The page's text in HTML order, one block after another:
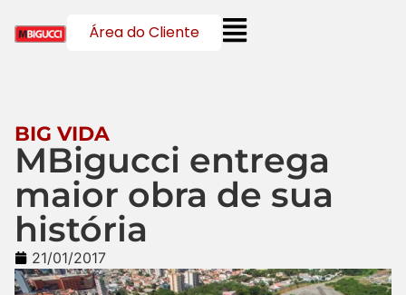
Área do Cliente
BIG VIDA
MBigucci entrega
maior obra de sua
história
21/01/2017